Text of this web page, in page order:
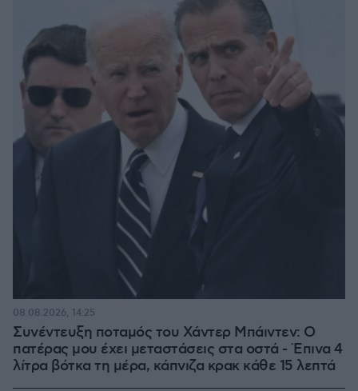
Συνέντευξη ποταμός του Χάντερ Μπάιντεν: Ο
πατέρας μου έχει μεταστάσεις στα οστά - Έπινα 4
λίτρα βότκα τη μέρα, κάπνιζα κρακ κάθε 15 λεπτά
08.08.2026, 14:25